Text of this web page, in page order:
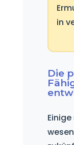
in
Die